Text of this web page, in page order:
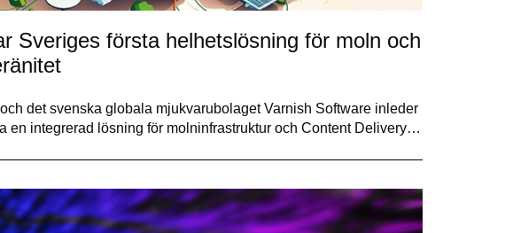
Sveriges första helhetslösning för moln och
det svenska globala mjukvarubolaget Varnish Software inleder
en integrerad lösning för molninfrastruktur och Content Delivery…